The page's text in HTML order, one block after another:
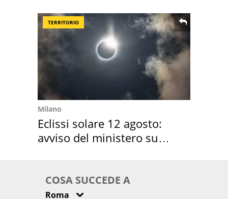
TERRITORIO
Milano
Eclissi solare 12 agosto:
avviso del ministero su